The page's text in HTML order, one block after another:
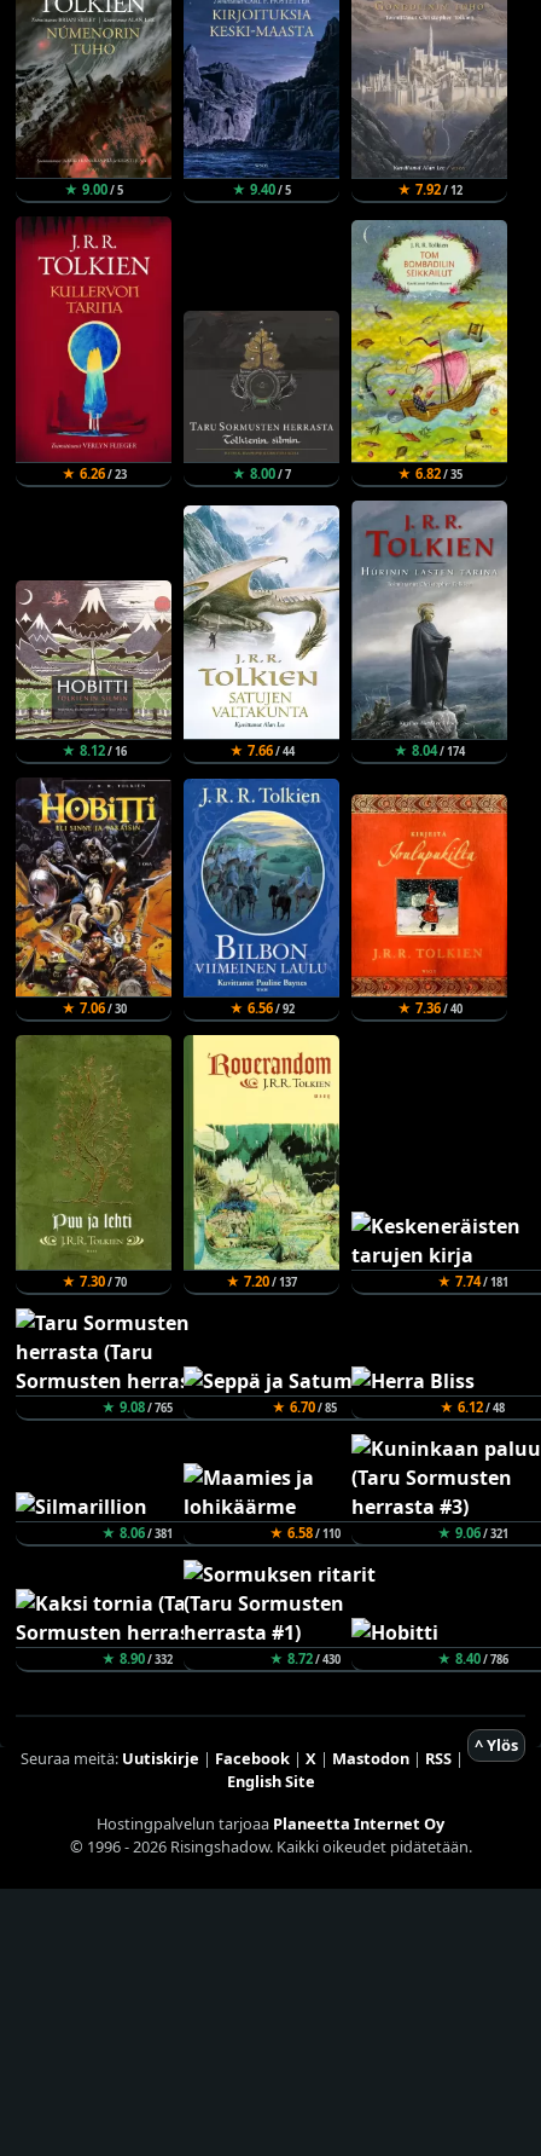
★ 9.00/ 5 ★ 9.40/ 5 ★ 7.92/ 12
★ 6.26/ 23 ★ 8.00/ 7 ★ 6.82/ 35
★ 8.12/ 16 ★ 7.66/ 44 ★ 8.04/ 174
★ 7.06/ 30 ★ 6.56/ 92 ★ 7.36/ 40
★ 7.30/ 70 ★ 7.20/ 137 ★ 7.74/ 181
★ 9.08/ 765 ★ 6.70/ 85 ★ 6.12/ 48
★ 8.06/ 381 ★ 6.58/ 110 ★ 9.06/ 321
★ 8.90/ 332 ★ 8.72/ 430 ★ 8.40/ 786
^ Ylös
Seuraa meitä: Uutiskirje | Facebook| X| Mastodon| RSS|
English Site
Hostingpalvelun tarjoaa Planeetta Internet Oy
© 1996 - 2026 Risingshadow. Kaikki oikeudet pidätetään.